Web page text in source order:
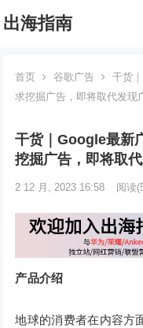
出海指南
首页 谷歌广告
干货
求挖掘广告，即将取代发现
干货｜Google最新
挖掘广告，即将取
2 12 月, 2023 16:58 阅读
产品介绍
地球的消费者在内容方